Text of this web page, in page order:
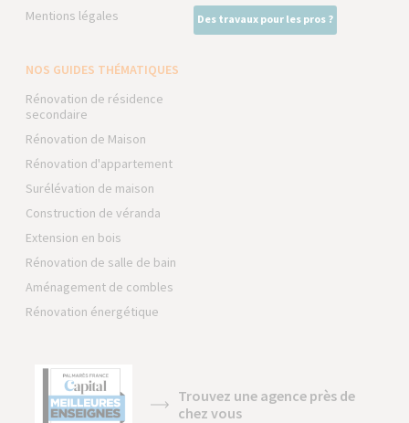
Mentions légales
Des travaux pour les pros ?
NOS GUIDES THÉMATIQUES
Rénovation de résidence
secondaire
Rénovation de Maison
Rénovation d'appartement
Surélévation de maison
Construction de véranda
Extension en bois
Rénovation de salle de bain
Aménagement de combles
Rénovation énergétique
Trouvez une agence près de
chez vous